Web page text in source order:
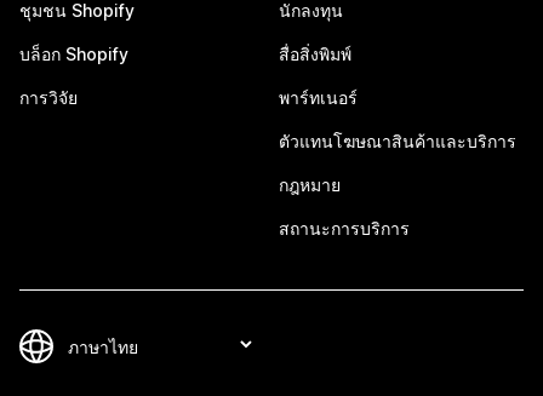
ชุมชน Shopify
บล็อก Shopify
การวิจัย
นักลงทุน
สื่อสิ่งพิมพ์
พาร์ทเนอร์
ตัวแทนโฆษณาสินค้าและบริการ
กฎหมาย
สถานะการบริการ